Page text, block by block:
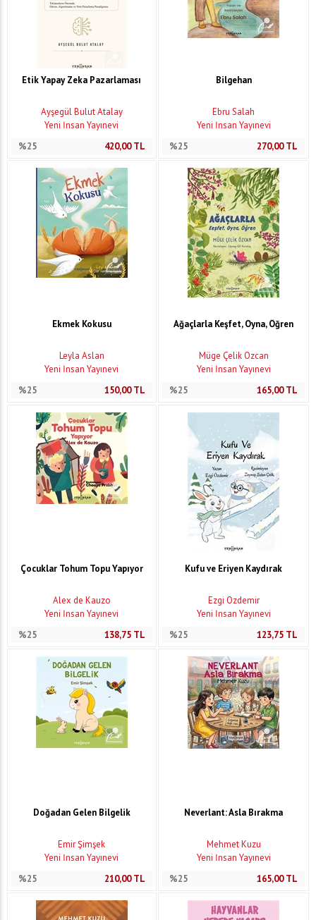
Etik Yapay Zeka Pazarlaması
Ayşegül Bulut Atalay
Yeni İnsan Yayınevi
%25
420,00TL
Bilgehan
Ebru Salah
Yeni İnsan Yayınevi
%25
270,00TL
Ekmek Kokusu
Leyla Aslan
Yeni İnsan Yayınevi
%25
150,00TL
Ağaçlarla Keşfet, Oyna, Öğren
Müge Çelik Özcan
Yeni İnsan Yayınevi
%25
165,00TL
Çocuklar Tohum Topu Yapıyor
Alex de Kauzo
Yeni İnsan Yayınevi
%25
138,75TL
Kufu ve Eriyen Kaydırak
Ezgi Özdemir
Yeni İnsan Yayınevi
%25
123,75 TL
Doğadan Gelen Bilgelik
Emir Şimşek
Yeni İnsan Yayınevi
%25
210,00TL
Neverlant: Asla Bırakma
Mehmet Kuzu
Yeni İnsan Yayınevi
%25
165,00TL